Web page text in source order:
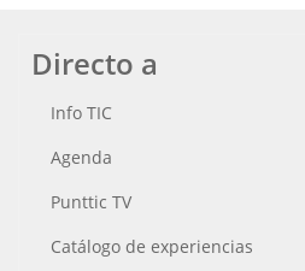
Directo a
Info TIC
Agenda
Punttic TV
Catálogo de experiencias